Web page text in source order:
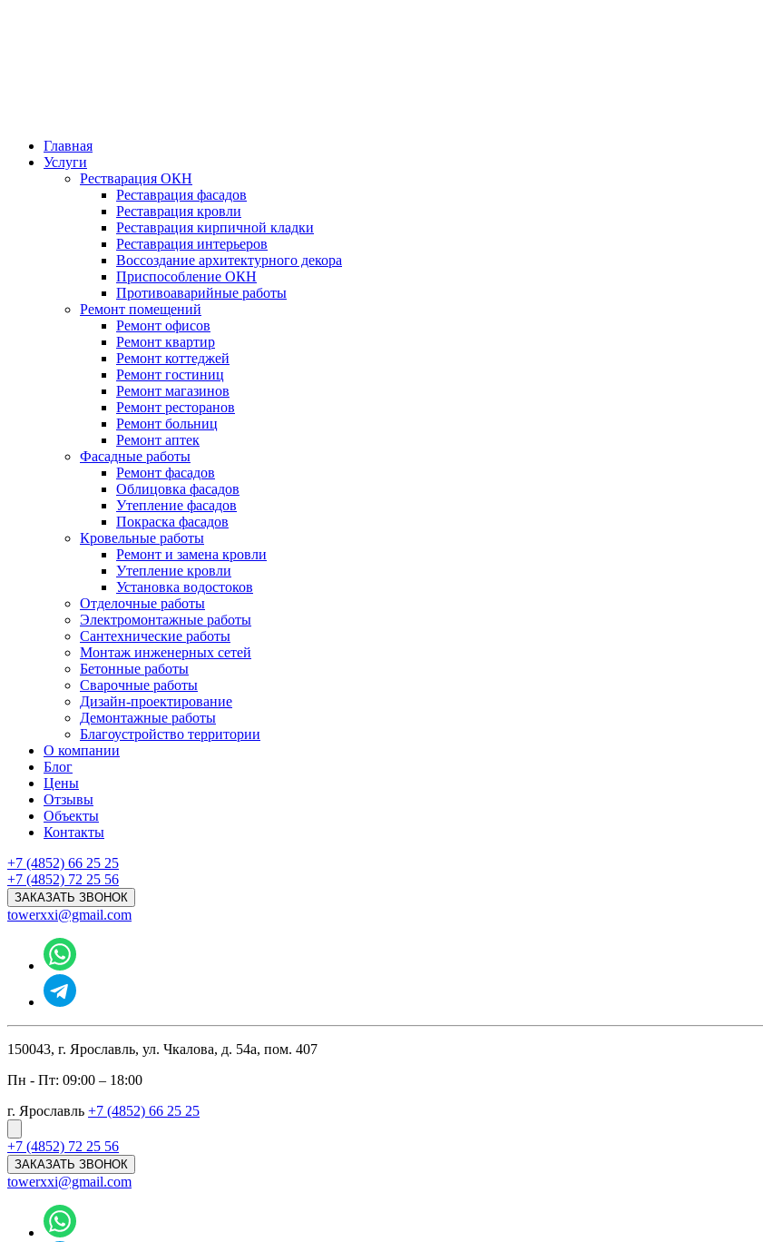
Главная
Услуги
Рестварация ОКН
Реставрация фасадов
Реставрация кровли
Реставрация кирпичной кладки
Реставрация интерьеров
Воссоздание архитектурного декора
Приспособление ОКН
Противоаварийные работы
Ремонт помещений
Ремонт офисов
Ремонт квартир
Ремонт коттеджей
Ремонт гостиниц
Ремонт магазинов
Ремонт ресторанов
Ремонт больниц
Ремонт аптек
Фасадные работы
Ремонт фасадов
Облицовка фасадов
Утепление фасадов
Покраска фасадов
Кровельные работы
Ремонт и замена кровли
Утепление кровли
Установка водостоков
Отделочные работы
Электромонтажные работы
Сантехнические работы
Монтаж инженерных сетей
Бетонные работы
Сварочные работы
Дизайн-проектирование
Демонтажные работы
Благоустройство территории
О компании
Блог
Цены
Отзывы
Объекты
Контакты
+7 (4852) 66 25 25
+7 (4852) 72 25 56
ЗАКАЗАТЬ ЗВОНОК
towerxxi@gmail.com
150043, г. Ярославль, ул. Чкалова, д. 54а, пом. 407
Пн - Пт: 09:00 – 18:00
г. Ярославль +7 (4852) 66 25 25
+7 (4852) 72 25 56
ЗАКАЗАТЬ ЗВОНОК
towerxxi@gmail.com